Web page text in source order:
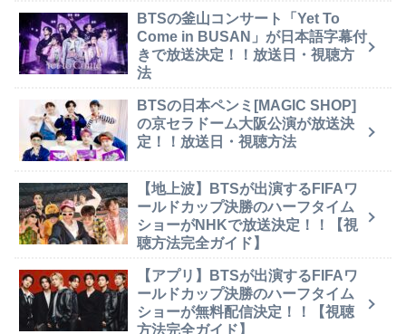
BTSの釜山コンサート「Yet To
Come in BUSAN」が日本語字幕付
きで放送決定！！放送日・視聴方
法
BTSの日本ペンミ[MAGIC SHOP]
の京セラドーム大阪公演が放送決
定！！放送日・視聴方法
【地上波】BTSが出演するFIFAワ
ールドカップ決勝のハーフタイム
ショーがNHKで放送決定！！【視
聴方法完全ガイド】
【アプリ】BTSが出演するFIFAワ
ールドカップ決勝のハーフタイム
ショーが無料配信決定！！【視聴
方法完全ガイド】